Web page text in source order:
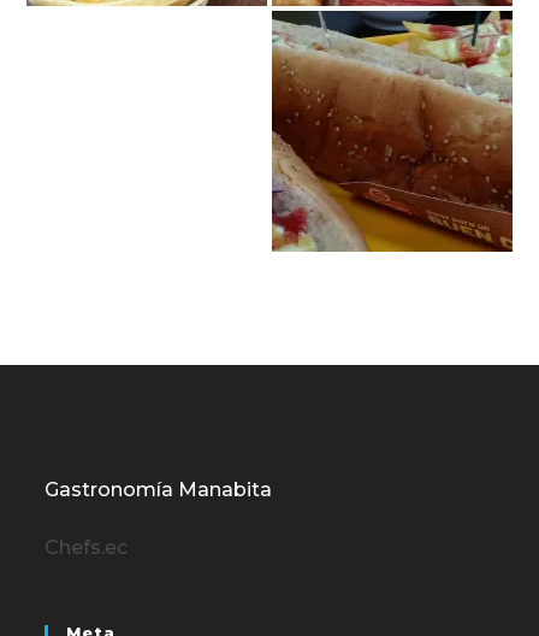
Gastronomía Manabita
Chefs.ec
Meta